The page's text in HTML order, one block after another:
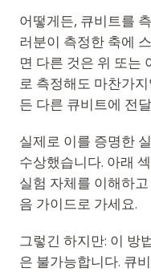
어떻게든, 큐비트를
러분이 측정한 축에
면 다른 것은 위 또는
로 측정해도 마찬가
든 다른 큐비트에 전
실제로 이를 증명한
수상했습니다. 아래
실험 자체를 이해하고
음 가이드로 가세요.
그렇긴 하지만: 이 방
은 불가능합니다. 큐